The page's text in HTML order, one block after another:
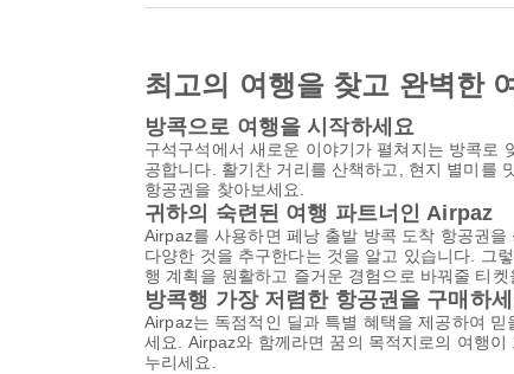
최고의 여행을 찾고 완벽한
방콕으로 여행을 시작하세요
구석구석에서 새로운 이야기가 펼쳐지는 방콕로
공합니다. 활기찬 거리를 산책하고, 현지 별미를
항공권을 찾아보세요.
귀하의 숙련된 여행 파트너인 Airpaz
Airpaz를 사용하면 페낭 출발 방콕 도착 항공권
다양한 것을 추구한다는 것을 알고 있습니다. 그
행 계획을 원활하고 즐거운 경험으로 바꿔줄 티켓
방콕행 가장 저렴한 항공권을 구매하
Airpaz는 독점적인 딜과 특별 혜택을 제공하여
세요. Airpaz와 함께라면 꿈의 목적지로의 여행
누리세요.